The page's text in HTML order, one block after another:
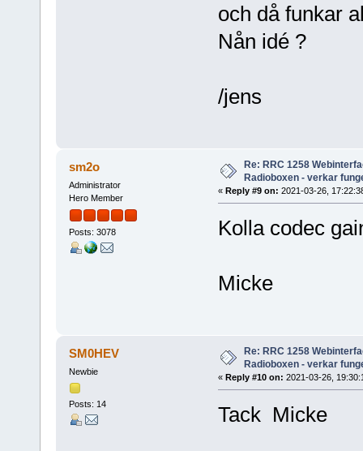
och då funkar
Nån idé ?
/jens
sm2o
Administrator
Hero Member
Posts: 3078
Re: RRC 1258
Radioboxen - verkar
« Reply #9 on: 2021-03-26,
Kolla codec
Micke
SM0HEV
Newbie
Posts: 14
Re: RRC 1258
Radioboxen - verkar
« Reply #10 on: 2021-03-26,
Tack Micke